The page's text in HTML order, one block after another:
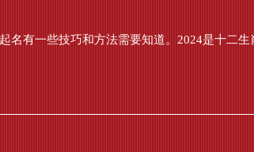
名有一些技巧和方法需要知道。2024是十二